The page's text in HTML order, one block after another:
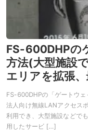
FS-600DHPの
方法(大型施設
エリアを拡張
FS-600DHPの「ゲートウ
法人向け無線LANアクセス
利用でき、大型施設などで
用したサービ […]